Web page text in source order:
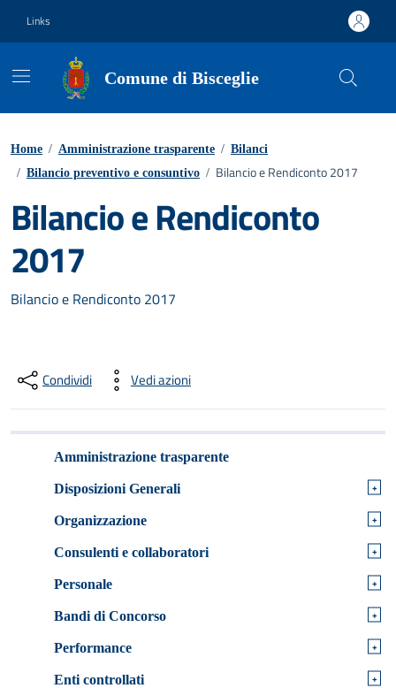
Links
Comune di Bisceglie
Home / Amministrazione trasparente / Bilanci
/ Bilancio preventivo e consuntivo / Bilancio e Rendiconto 2017
Bilancio e Rendiconto
2017
Bilancio e Rendiconto 2017
Condividi Vedi azioni
Amministrazione trasparente
Disposizioni Generali +
Organizzazione +
Consulenti e collaboratori +
Personale +
Bandi di Concorso +
Performance +
Enti controllati +